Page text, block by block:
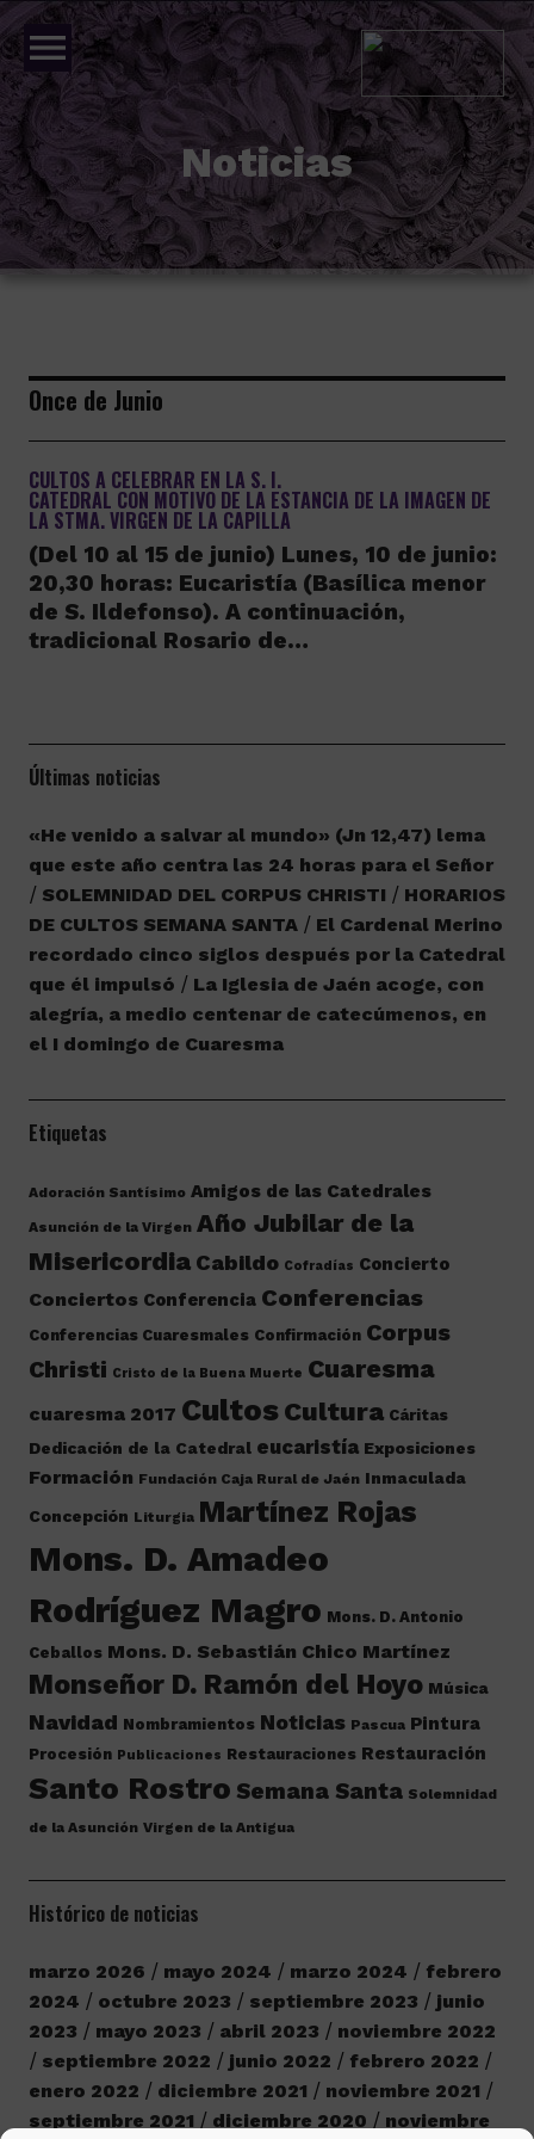
menu
Noticias
Once de Junio
CULTOS A CELEBRAR EN LA S. I.
CATEDRAL CON MOTIVO DE LA ESTANCIA DE LA IMAGEN DE
LA STMA. VIRGEN DE LA CAPILLA
(Del 10 al 15 de junio) Lunes, 10 de junio:
20,30 horas: Eucaristía (Basílica menor
de S. Ildefonso). A continuación,
tradicional Rosario de…
Últimas noticias
«He venido a salvar al mundo» (Jn 12,47) lema
que este año centra las 24 horas para el Señor
SOLEMNIDAD DEL CORPUS CHRISTI
HORARIOS
DE CULTOS SEMANA SANTA
El Cardenal Merino
recordado cinco siglos después por la Catedral
que él impulsó
La Iglesia de Jaén acoge, con
alegría, a medio centenar de catecúmenos, en
el I domingo de Cuaresma
Etiquetas
Adoración Santísimo Amigos de las Catedrales
Asunción de la Virgen Año Jubilar de la
Misericordia Cabildo Cofradías Concierto
Conciertos Conferencia Conferencias
Conferencias Cuaresmales Confirmación Corpus
Christi Cristo de la Buena Muerte Cuaresma
cuaresma 2017 Cultos Cultura Cáritas
Dedicación de la Catedral eucaristía Exposiciones
Formación Fundación Caja Rural de Jaén Inmaculada
Concepción Liturgia Martínez Rojas
Mons. D. Amadeo
Rodríguez Magro Mons. D. Antonio
Ceballos Mons. D. Sebastián Chico Martínez
Monseñor D. Ramón del Hoyo Música
Navidad Nombramientos Noticias Pascua Pintura
Procesión Publicaciones Restauraciones Restauración
Santo Rostro Semana Santa Solemnidad
de la Asunción Virgen de la Antigua
Histórico de noticias
marzo 2026 mayo 2024 marzo 2024
febrero
2024
octubre 2023 septiembre 2023
junio
2023
mayo 2023 abril 2023
noviembre 2022
septiembre 2022
junio 2022
febrero 2022
enero 2022
diciembre 2021
noviembre 2021
septiembre 2021
diciembre 2020
noviembre